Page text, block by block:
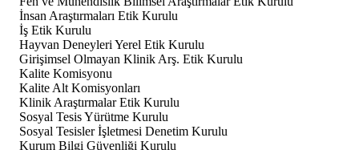
İnsan Araştırmaları Etik Kurulu
İş Etik Kurulu
Hayvan Deneyleri Yerel Etik Kurulu
Girişimsel Olmayan Klinik Arş. Etik Kurulu
Kalite Komisyonu
Kalite Alt Komisyonları
Klinik Araştırmalar Etik Kurulu
Sosyal Tesis Yürütme Kurulu
Sosyal Tesisler İşletmesi Denetim Kurulu
Kurum Bilgi Güvenliği Kurulu